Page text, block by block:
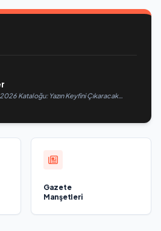
Kataloğu: Yazın Keyfini Çıkaracak
Gazete
Manşetleri